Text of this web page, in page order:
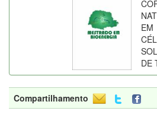
EM
DE
Compartilhamento